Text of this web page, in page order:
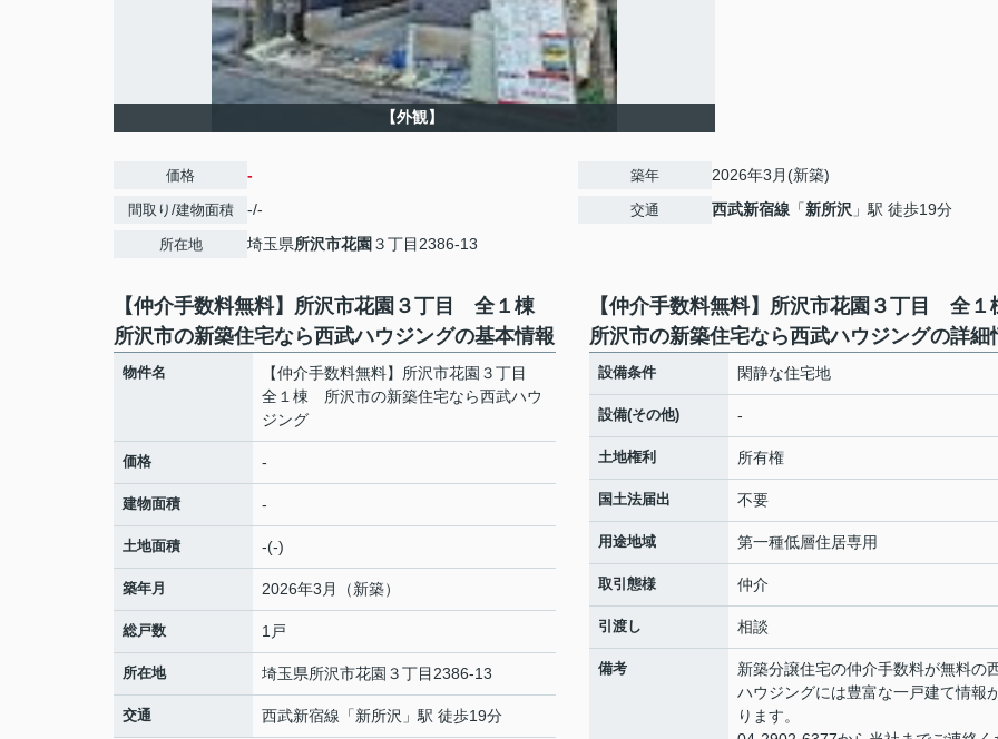
【外観】
価格 -
間取り/建物面積 -/-
所在地 埼玉県所沢市花園 ３丁目2386-13
築年 2026年3月(新築)
交通 西武新宿線 「新所沢 」駅 徒歩19分
【仲介手数料無料】所沢市花園３丁目 全１棟
所沢市の新築住宅なら西武ハウジングの基本情報
物件名
【仲介手数料無料】所沢市花園３丁目
全１棟 所沢市の新築住宅なら西武ハウ
ジング
価格 -
建物面積 -
土地面積 -(-)
築年月 2026年3月（新築）
総戸数 1戸
所在地 埼玉県所沢市花園 ３丁目2386-13
交通 西武新宿線 「新所沢 」駅 徒歩19分
【仲介手数料無料】所沢市花園３丁目 全
所沢市の新築住宅なら西武ハウジングの詳細
設備条件 閑静な住宅地
設備(その他) -
土地権利 所有権
国土法届出 不要
用途地域 第一種低層住居専用
取引態様 仲介
引渡し 相談
備考
新築分譲住宅の仲介手数料が無料の
ハウジングには豊富な一戸建て情報
ります。